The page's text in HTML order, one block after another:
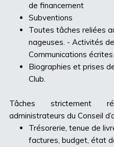
de financement
Subventions
Toutes tâches reliées
nageuses. - Activités
Communications
Biographies et prises
Club.
Tâches strictement
administrateurs du Conseil
Trésorerie, tenue de
factures, budget, état